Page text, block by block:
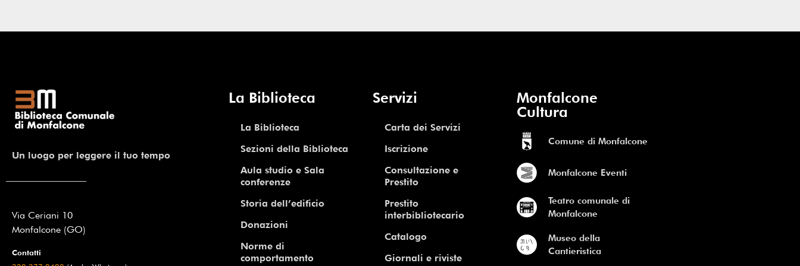
Un luogo per leggere il tuo tempo
Via Ceriani 10
Monfalcone (GO)
Contatti
La Biblioteca
La Biblioteca
Sezioni della Biblioteca
Aula studio e Sala
conferenze
Storia dell’edificio
Donazioni
Norme di
comportamento
Servizi
Carta dei Servizi
Iscrizione
Consultazione e
Prestito
Prestito
interbibliotecario
Catalogo
Giornali e riviste
Monfalcone
Cultura
Comune di Monfalcone
Monfalcone Eventi
Teatro comunale di
Monfalcone
Museo della
Cantieristica